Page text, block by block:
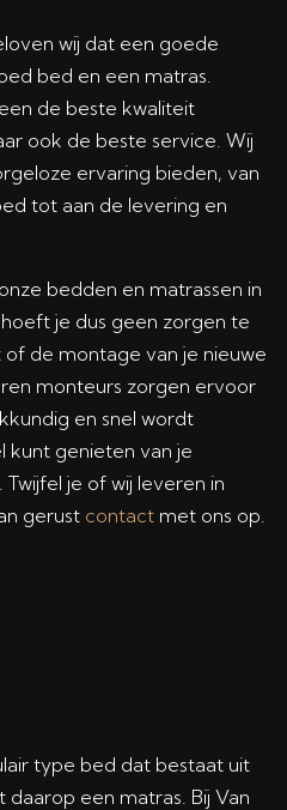
wij dat een goede
bed en een matras.
de beste kwaliteit
ook de beste service. Wij
ervaring bieden, van
tot aan de levering en
bedden en matrassen in
je dus geen zorgen te
de montage van je nieuwe
monteurs zorgen ervoor
en snel wordt
kunt genieten van je
je of wij leveren in
gerust contact met ons op.
type bed dat bestaat uit
een matras. Bij Van